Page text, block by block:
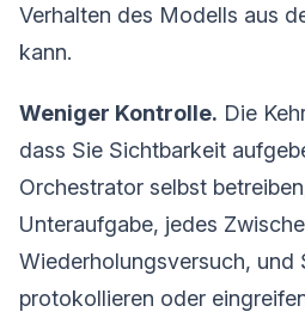
Verhalten des Modells aus
kann.
Weniger Kontrolle. Die
dass Sie Sichtbarkeit
Orchestrator selbst
Unteraufgabe, jedes
Wiederholungsversuch, und
protokollieren oder